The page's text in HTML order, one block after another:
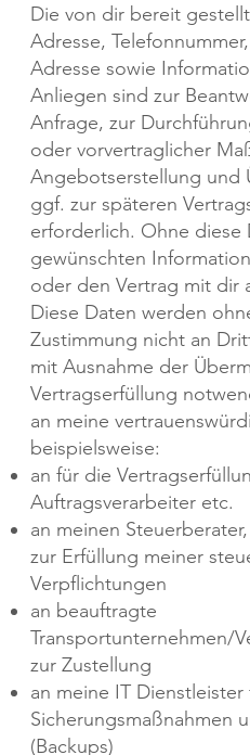
Die von dir bereit
Adresse,
Adresse sowie
Anliegen sind zur
Anfrage, zur
oder vorvertraglicher
Angebotserstellung und
ggf. zur späteren
erforderlich. Ohne diese
gewünschten
oder den Vertrag mit dir
Diese Daten werden
Zustimmung nicht an
mit Ausnahme der
Vertragserfüllung
an meine
beispielsweise:
an für die
Auftragsverarbeiter etc.
an meinen
zur Erfüllung meiner
Verpflichtungen
an beauftragte
Transportunternehmen/
zur Zustellung
an meine IT
Sicherungsmaßnahmen
(Backups)